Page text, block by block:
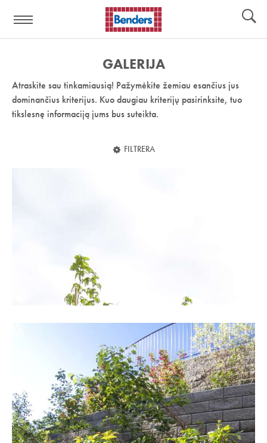
nuoroda:
GALERIJA
Atraskite sau tinkamiausią! Pažymėkite žemiau esančius jus
dominančius kriterijus. Kuo daugiau kriterijų pasirinksite, tuo
tikslesnę informaciją jums bus suteikta.
FILTRERA